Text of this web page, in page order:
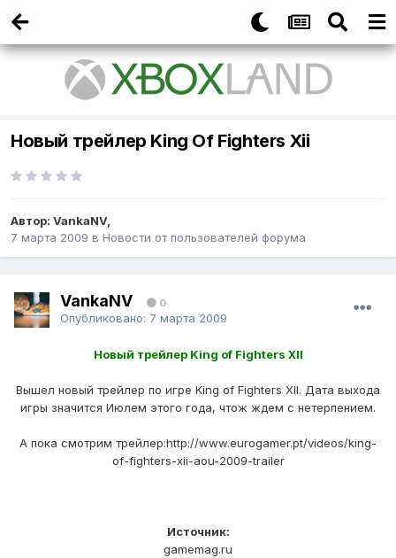
Новый трейлер King Of Fighters Xii
Автор: VankaNV,
7 марта 2009 в Новости от пользователей форума
VankaNV 0
Опубликовано: 7 марта 2009
Новый трейлер King of Fighters XII
Вышел новый трейлер по игре King of Fighters XII. Дата выхода
игры значится Июлем этого года, чтож ждем с нетерпением.
А пока смотрим трейлер:http://www.eurogamer.pt/videos/king-
of-fighters-xii-aou-2009-trailer
Источник:
gamemag.ru